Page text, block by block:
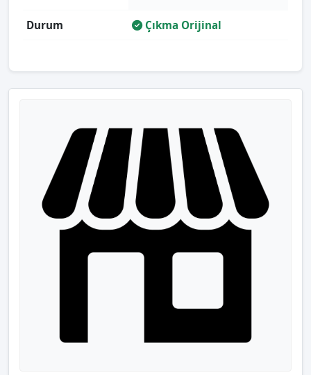
Durum Çıkma Orijinal